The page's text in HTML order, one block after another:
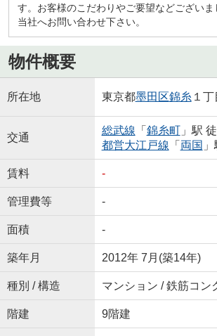
す。お客様のこだわりやご要望などございま
当社へお問い合わせ下さい。
物件概要
所在地 東京都墨田区錦糸 １
交通
総武線 「 錦糸町」駅
都営大江戸線 「 両国
賃料 -
管理費等 -
面積 -
築年月 2012年 7月(築14年)
種別 / 構造 マンション / 鉄筋コン
階建 9階建